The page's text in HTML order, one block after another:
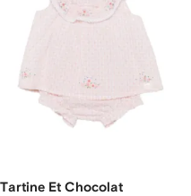
Tartine Et Chocolat